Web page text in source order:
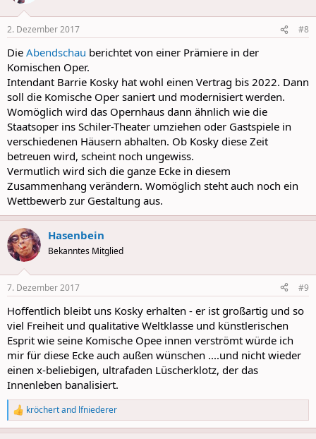
s
2. Dezember 2017 #8
Die Abendschau berichtet von einer Prämiere in der
Komischen Oper.
Intendant Barrie Kosky hat wohl einen Vertrag bis 2022. Dann
soll die Komische Oper saniert und modernisiert werden.
Womöglich wird das Opernhaus dann ähnlich wie die
Staatsoper ins Schiler-Theater umziehen oder Gastspiele in
verschiedenen Häusern abhalten. Ob Kosky diese Zeit
betreuen wird, scheint noch ungewiss.
Vermutlich wird sich die ganze Ecke in diesem
Zusammenhang verändern. Womöglich steht auch noch ein
Wettbewerb zur Gestaltung aus.
Hasenbein
Bekanntes Mitglied
7. Dezember 2017 #9
Hoffentlich bleibt uns Kosky erhalten - er ist großartig und so
viel Freiheit und qualitative Weltklasse und künstlerischen
Esprit wie seine Komische Opee innen verströmt würde ich
mir für diese Ecke auch außen wünschen ....und nicht wieder
einen x-beliebigen, ultrafaden Lüscherklotz, der das
Innenleben banalisiert.
R
e
a
kröchertand lfniederer